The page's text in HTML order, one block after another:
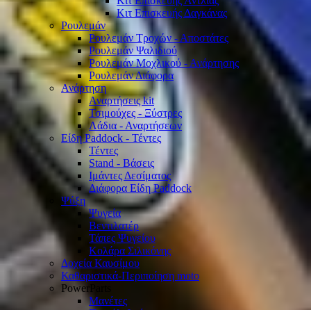
Κιτ Επισκευής Δαγκάνας
Ρουλεμάν
Ρουλεμάν Τροχών - Αποστάτες
Ρουλεμάν Ψαλιδιού
Ρουλεμάν Μοχλικού - Ανάρτησης
Ρουλεμάν Διάφορα
Ανάρτηση
Αναρτήσεις kit
Τσιμούχες - Ξύστρες
Λάδια - Αναρτήσεων
Είδη Paddock - Τέντες
Τέντες
Stand - Βάσεις
Ιμάντες Δεσίματος
Διάφορα Είδη Paddock
Ψύξη
Ψυγεία
Βεντιλατέρ
Τάπες Ψυγείου
Κολάρα Σιλικόνης
Δοχεία Καυσίμου
Καθαριστικά-Περιποίηση moto
PowerParts
Μανέτες